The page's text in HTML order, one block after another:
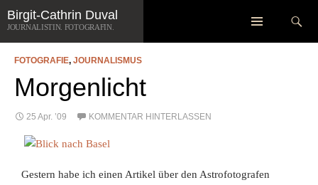
Zum
Inhalt
springen
Suchen
SCHLAGWORT-ARCHIV: NATUR
FOTOGRAFIE, JOURNALISMUS
Morgenlicht
25 Apr. ’09 KOMMENTAR HINTERLASSEN
Gestern habe ich einen Artikel über den Astrofotografen
Birgit-Cathrin Duval
JOURNALISTIN. FOTOGRAFIN.